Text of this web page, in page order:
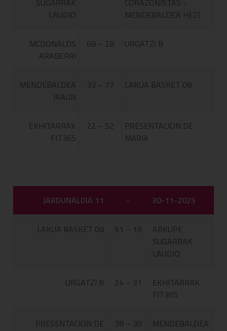
SUGARRAK
LAUDIO
CORAZONISTAS -
MENDEBALDEA HEZI
MCDONALDS
ARABERRI
68 – 28 URGATZI B
MENDEBALDEA
IRAUN
33 – 77 LAKUA BASKET 08
EKHITARRAK
FIT365
22 – 52
PRESENTACION DE
MARIA
JARDUNALDIA 11 - 30-11-2025
LAKUA BASKET 08 51 – 19
ARKUPE
SUGARRAK
LAUDIO
URGATZI B 24 – 31
EKHITARRAK
FIT365
PRESENTACION DE
38 – 30
MENDEBALDEA